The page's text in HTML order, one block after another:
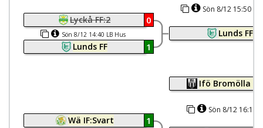
Lyckå FF:2 0
Sön 8/12 14:40 LB Hus
Lunds FF 1
Wä IF:Svart 1
Sön 8/12 15:50
Lunds FF
Ifö Bromölla
Sön 8/12 16:15